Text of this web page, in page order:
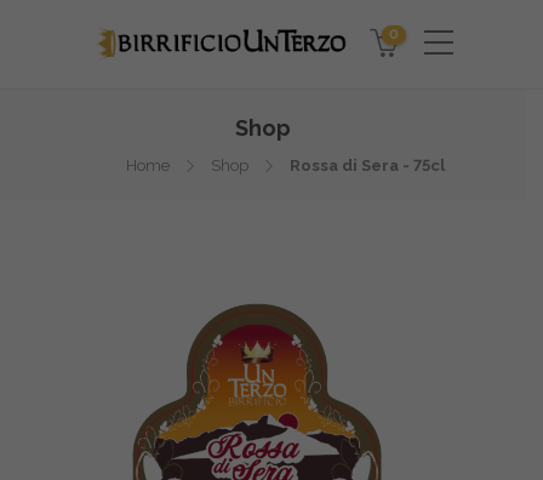
0
Shop
Home Shop Rossa di Sera - 75cl